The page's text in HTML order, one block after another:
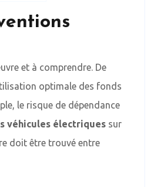
et à comprendre. De
optimale des fonds
le risque de dépendance
véhicules électriques sur
doit être trouvé entre